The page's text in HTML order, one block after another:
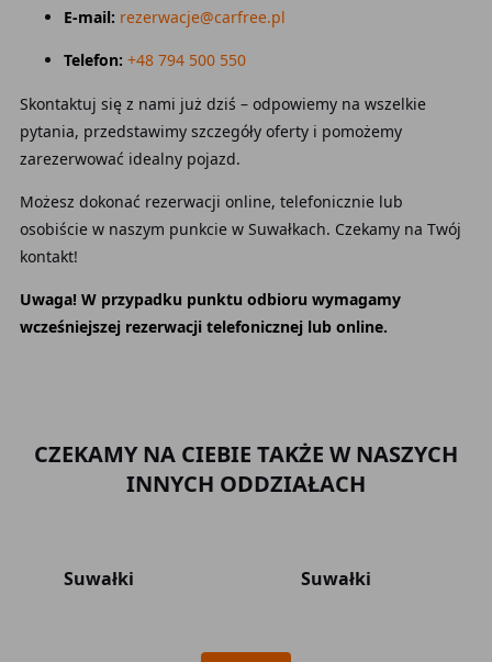
E-mail: rezerwacje@carfree.pl
Telefon: +48 794 500 550
Skontaktuj się z nami już dziś – odpowiemy na wszelkie
pytania, przedstawimy szczegóły oferty i pomożemy
zarezerwować idealny pojazd.
Możesz dokonać rezerwacji online, telefonicznie lub
osobiście w naszym punkcie w Suwałkach. Czekamy na Twój
kontakt!
Uwaga! W przypadku punktu odbioru wymagamy
wcześniejszej rezerwacji telefonicznej lub online.
CZEKAMY NA CIEBIE TAKŻE W NASZYCH
INNYCH ODDZIAŁACH
Suwałki Suwałki